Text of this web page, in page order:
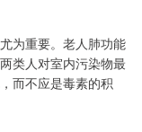
为重要。老人肺功能
类人对室内污染物最
而不应是毒素的积